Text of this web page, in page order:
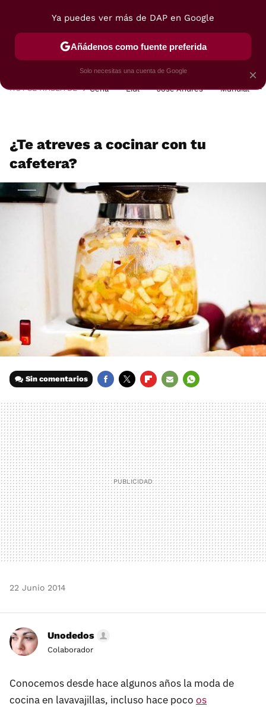
POSTRES VIAJES SELECCIÓN VEGUI
HOY SE HABLA DE Cena Lidl José Andrés Mundial
¿Te atreves a cocinar con tu
cafetera?
Sin comentarios
MAIL
22 Junio 2014
Unodedos
Colaborador
Conocemos desde hace algunos años la moda de
cocina en lavavajillas, incluso hace poco os
×
Ya puedes ver más de DAP en Google
Añádenos como fuente preferida
Solo necesitas una cuenta de Google